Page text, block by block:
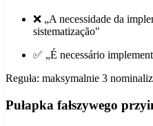
❌ „A necessidade da
sistematização"
✅ „É necessário
Reguła: maksymalnie 3
Pułapka fałszywego